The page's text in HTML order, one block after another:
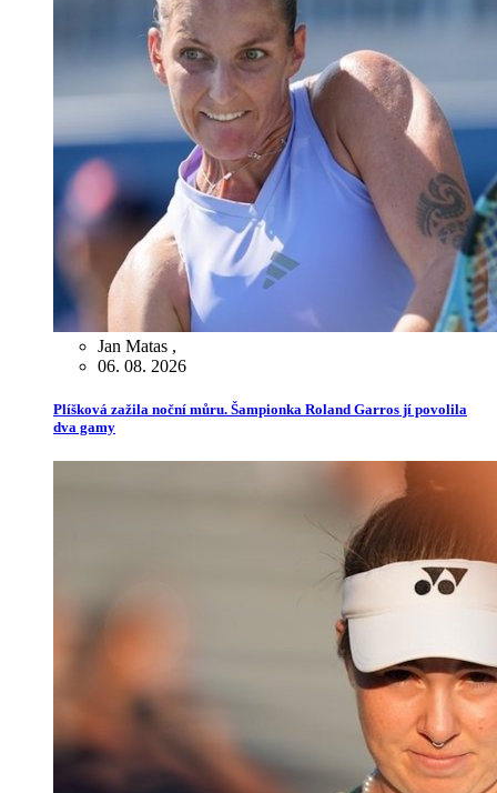
Jan Matas ,
06. 08. 2026
Plíšková zažila noční můru. Šampionka Roland Garros jí povolila
dva gamy